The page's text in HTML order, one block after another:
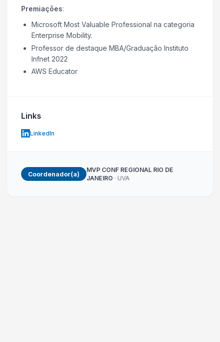
Premiações:
Microsoft Most Valuable Professional na categoria
Enterprise Mobility.
Professor de destaque MBA/Graduação Instituto
Infnet 2022
AWS Educator
Links
LinkedIn
Coordenador(a)
MVP CONF REGIONAL RIO DE
JANEIRO · UVA